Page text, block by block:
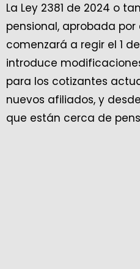
La Ley 2381 de 2024 o
pensional, aprobada por
comenzará a regir el 1
introduce
para los cotizantes
nuevos afiliados, y
que están cerca de